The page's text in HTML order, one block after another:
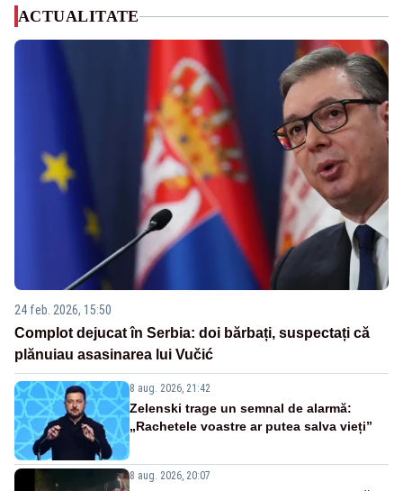
ACTUALITATE
24 feb. 2026, 15:50
Complot dejucat în Serbia: doi bărbați, suspectați că
plănuiau asasinarea lui Vučić
8 aug. 2026, 21:42
Zelenski trage un semnal de alarmă:
„Rachetele voastre ar putea salva vieți”
8 aug. 2026, 20:07